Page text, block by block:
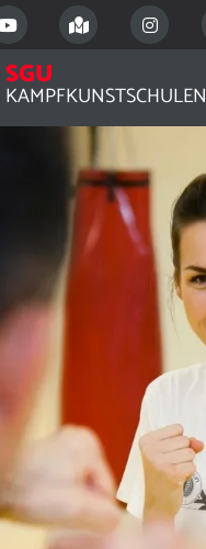
SGU
KAMPFKUNSTSCHULEN